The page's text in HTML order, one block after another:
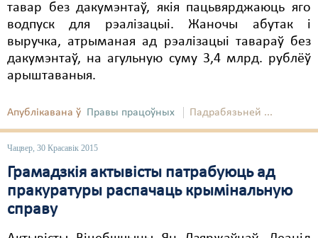
тавар без дакумэнтаў, якія пацьвярджаюць яго
водпуск для рэалізацыі. Жаночы абутак і
выручка, атрыманая ад рэалізацыі тавараў без
дакумэнтаў, на агульную суму 3,4 млрд. рублёў
арыштаваныя.
Апублікавана ў Правы працоўных Падрабязьней ...
Чацвер, 30 Красавік 2015
Грамадзкія актывісты патрабуюць ад
пракуратуры распачаць крымінальную
справу